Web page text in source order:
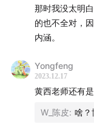
❤️来相爱：
你拉进群聊哦～
微博：@不开玩
那时我没太明
的也不全对，
内涵。
Yongfeng
2023.12.17
黄西老师还有
W_陈皮: 啥？